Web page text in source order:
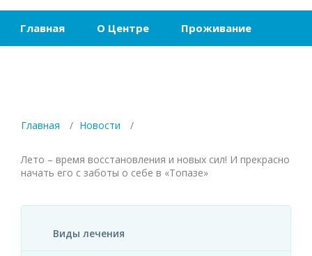
Главная О Центре Проживание
Главная Новости
Лето – время восстановления и новых сил! И прекрасно
начать его с заботы о себе в «Топазе»
Виды лечения